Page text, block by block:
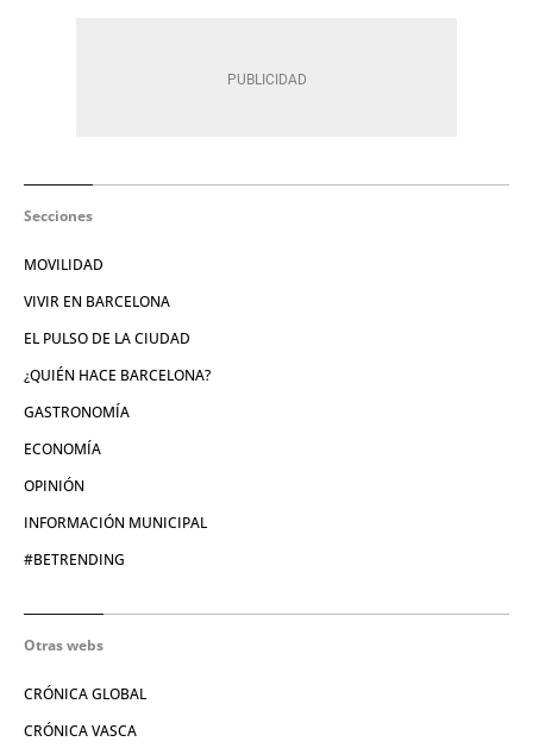
Secciones
MOVILIDAD
VIVIR EN BARCELONA
EL PULSO DE LA CIUDAD
¿QUIÉN HACE BARCELONA?
GASTRONOMÍA
ECONOMÍA
OPINIÓN
INFORMACIÓN MUNICIPAL
#BETRENDING
Otras webs
CRÓNICA GLOBAL
CRÓNICA VASCA